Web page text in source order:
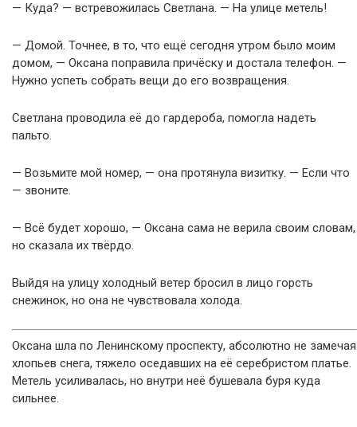
— Куда? — встревожилась Светлана. — На улице метель!
— Домой. Точнее, в то, что ещё сегодня утром было моим
домом, — Оксана поправила причёску и достала телефон. —
Нужно успеть собрать вещи до его возвращения.
Светлана проводила её до гардероба, помогла надеть
пальто.
— Возьмите мой номер, — она протянула визитку. — Если что
— звоните.
— Всё будет хорошо, — Оксана сама не верила своим словам,
но сказала их твёрдо.
Выйдя на улицу холодный ветер бросил в лицо горсть
снежинок, но она не чувствовала холода.
Оксана шла по Ленинскому проспекту, абсолютно не замечая
хлопьев снега, тяжело оседавших на её серебристом платье.
Метель усиливалась, но внутри неё бушевала буря куда
сильнее.